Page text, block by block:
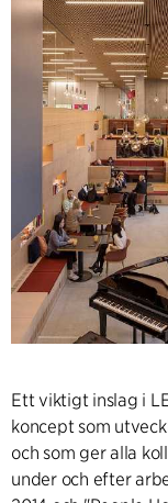
Ett viktigt inslag i
koncept som
och som ger alla
under och efter